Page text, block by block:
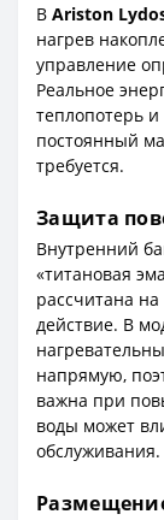
В Ariston
нагрев
управление
Реальное
теплопотерь
постоянный
требуется.
Защита
Внутренний
«титановая
рассчитана на
действие. В
напрямую,
важна при
воды может
обслуживания.